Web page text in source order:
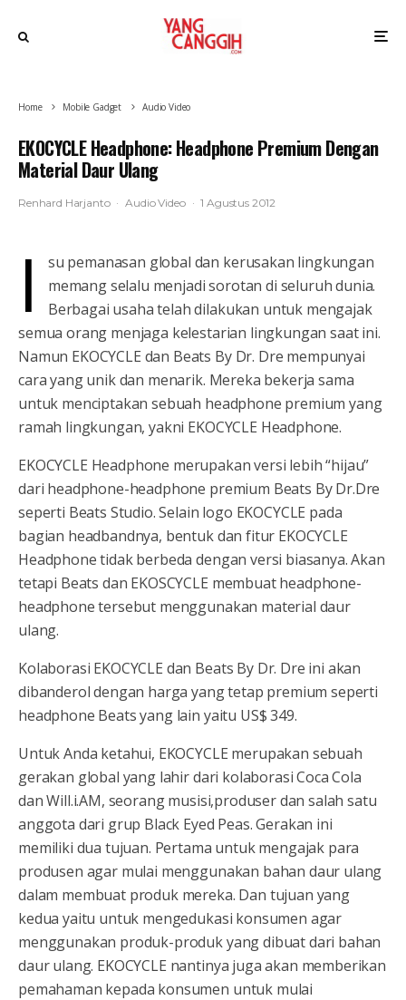
Home Mobile Gadget Audio Video
EKOCYCLE Headphone: Headphone Premium Dengan
Material Daur Ulang
Renhard Harjanto · Audio Video · 1 Agustus 2012
I
su pemanasan global dan kerusakan lingkungan
memang selalu menjadi sorotan di seluruh dunia.
Berbagai usaha telah dilakukan untuk mengajak
semua orang menjaga kelestarian lingkungan saat ini.
Namun EKOCYCLE dan Beats By Dr. Dre mempunyai
cara yang unik dan menarik. Mereka bekerja sama
untuk menciptakan sebuah headphone premium yang
ramah lingkungan, yakni EKOCYCLE Headphone.
EKOCYCLE Headphone merupakan versi lebih “hijau”
dari headphone-headphone premium Beats By Dr.Dre
seperti Beats Studio. Selain logo EKOCYCLE pada
bagian headbandnya, bentuk dan fitur EKOCYCLE
Headphone tidak berbeda dengan versi biasanya. Akan
tetapi Beats dan EKOSCYCLE membuat headphone-
headphone tersebut menggunakan material daur
ulang.
Kolaborasi EKOCYCLE dan Beats By Dr. Dre ini akan
dibanderol dengan harga yang tetap premium seperti
headphone Beats yang lain yaitu US$ 349.
Untuk Anda ketahui, EKOCYCLE merupakan sebuah
gerakan global yang lahir dari kolaborasi Coca Cola
dan Will.i.AM, seorang musisi,produser dan salah satu
anggota dari grup Black Eyed Peas. Gerakan ini
memiliki dua tujuan. Pertama untuk mengajak para
produsen agar mulai menggunakan bahan daur ulang
dalam membuat produk mereka. Dan tujuan yang
kedua yaitu untuk mengedukasi konsumen agar
menggunakan produk-produk yang dibuat dari bahan
daur ulang. EKOCYCLE nantinya juga akan memberikan
pemahaman kepada konsumen untuk mulai